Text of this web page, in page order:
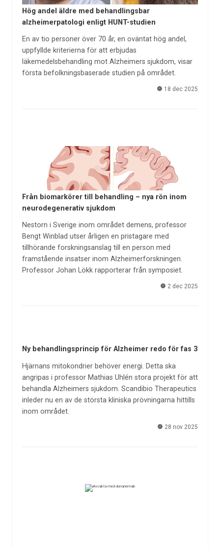
Hög andel äldre med behandlingsbar
alzheimerpatologi enligt HUNT-studien
En av tio personer över 70 år, en oväntat hög andel,
uppfyllde kriterierna för att erbjudas
läkemedelsbehandling mot Alzheimers sjukdom, visar
första befolkningsbaserade studien på området.
18 dec 2025
Från biomarkörer till behandling – nya rön inom
neurodegenerativ sjukdom
Nestorn i Sverige inom området demens, professor
Bengt Winblad utser årligen en pristagare med
tillhörande forskningsanslag till en person med
framstående insatser inom Alzheimerforskningen.
Professor Johan Lökk rapporterar från symposiet.
2 dec 2025
Ny behandlingsprincip för Alzheimer redo för fas 3
Hjärnans mitokondrier behöver energi. Detta ska
angripas i professor Mathias Uhlén stora projekt för att
behandla Alzheimers sjukdom. Scandibio Therapeutics
inleder nu en av de största kliniska prövningarna hittills
inom området.
28 nov 2025